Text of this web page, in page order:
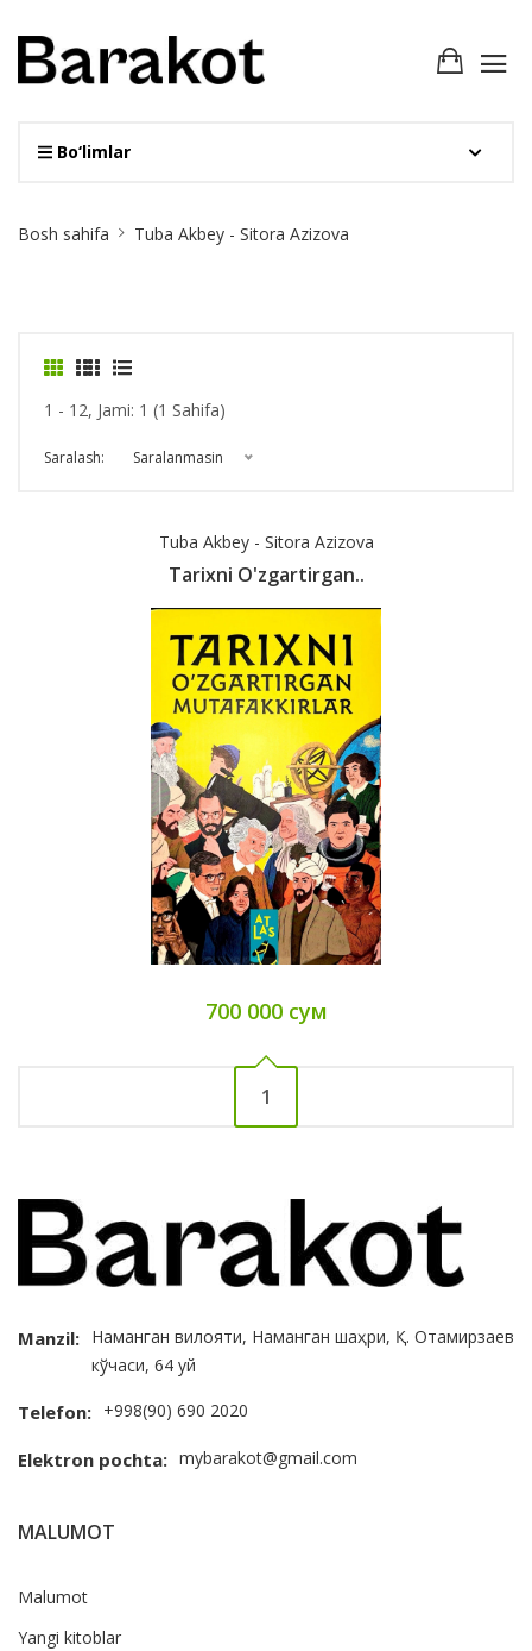
Bo‘limlar
Breadcrumb
Bosh sahifa Tuba Akbey - Sitora Azizova
1 - 12, Jami: 1 (1 Sahifa)
Saralash: Saralanmasin
Tuba Akbey - Sitora Azizova
Tarixni O'zgartirgan..
700 000 сум
1
Manzil: Наманган вилояти, Наманган шаҳри, Қ. Отамирзаев
кўчаси, 64 уй
Telefon: +998(90) 690 2020
Elektron pochta: mybarakot@gmail.com
MALUMOT
Malumot
Yangi kitoblar